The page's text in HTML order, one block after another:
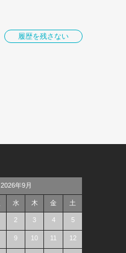
履歴を残さない
2026年9月
水 木 金 土
2 3 4 5
9 10 11 12